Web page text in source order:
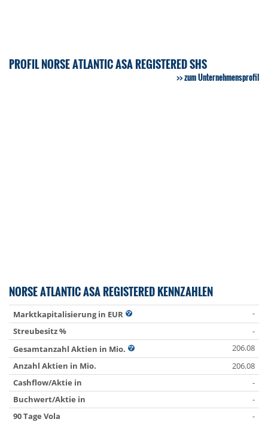
PROFIL NORSE ATLANTIC ASA REGISTERED SHS
zum Unternehmensprofil
NORSE ATLANTIC ASA REGISTERED KENNZAHLEN
Marktkapitalisierung in EUR
-
Streubesitz %
-
Gesamtanzahl Aktien in Mio.
206.08
Anzahl Aktien in Mio.
206.08
Cashflow/Aktie in
-
Buchwert/Aktie in
-
90 Tage Vola
-